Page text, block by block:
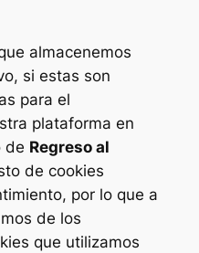
almacenemos
si estas son
para el
plataforma en
de Regreso al
de cookies
por lo que a
de los
que utilizamos